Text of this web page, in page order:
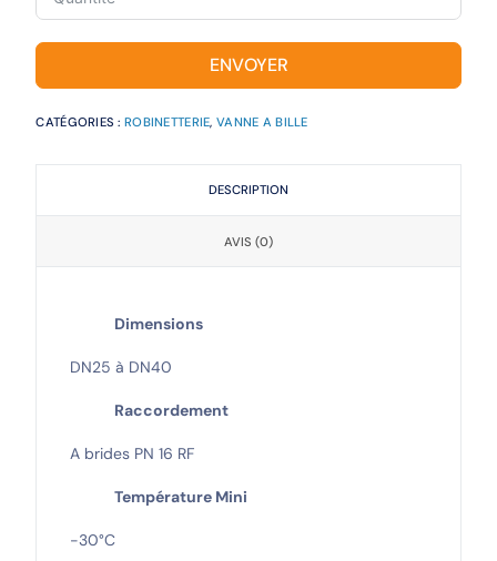
ENVOYER
CATÉGORIES :ROBINETTERIE, VANNE A BILLE
DESCRIPTION
AVIS (0)
Dimensions
DN25 à DN40
Raccordement
A brides PN 16 RF
Température Mini
-30°C